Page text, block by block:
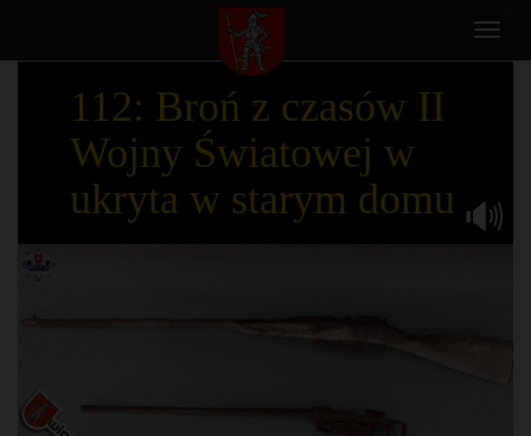
112: Broń z czasów II
Wojny Światowej w
ukryta w starym domu